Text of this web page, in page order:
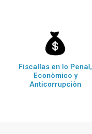
Fiscalías en lo Penal,
Econòmico y
Anticorrupciòn